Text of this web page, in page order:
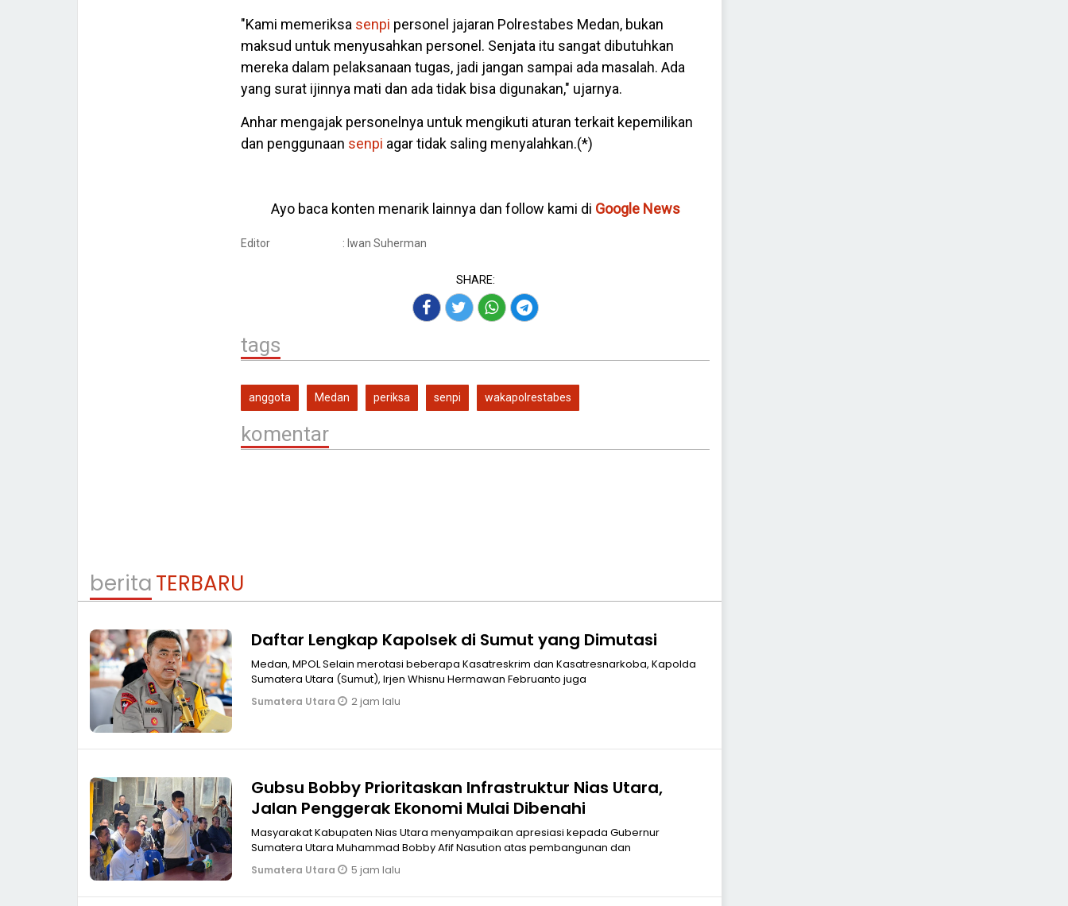
"Kami memeriksa senpi personel jajaran Polrestabes Medan, bukan
maksud untuk menyusahkan personel. Senjata itu sangat dibutuhkan
mereka dalam pelaksanaan tugas, jadi jangan sampai ada masalah. Ada
yang surat ijinnya mati dan ada tidak bisa digunakan," ujarnya.
Anhar mengajak personelnya untuk mengikuti aturan terkait kepemilikan
dan penggunaan senpi agar tidak saling menyalahkan.(*)
Ayo baca konten menarik lainnya dan follow kami di Google News
Editor : Iwan Suherman
SHARE:
tags
anggota Medan periksa senpi wakapolrestabes
komentar
beritaTERBARU
Daftar Lengkap Kapolsek di Sumut yang Dimutasi
Medan, MPOL Selain merotasi beberapa Kasatreskrim dan Kasatresnarkoba, Kapolda
Sumatera Utara (Sumut), Irjen Whisnu Hermawan Februanto juga
Sumatera Utara 2 jam lalu
Gubsu Bobby Prioritaskan Infrastruktur Nias Utara,
Jalan Penggerak Ekonomi Mulai Dibenahi
Masyarakat Kabupaten Nias Utara menyampaikan apresiasi kepada Gubernur
Sumatera Utara Muhammad Bobby Afif Nasution atas pembangunan dan
Sumatera Utara 5 jam lalu